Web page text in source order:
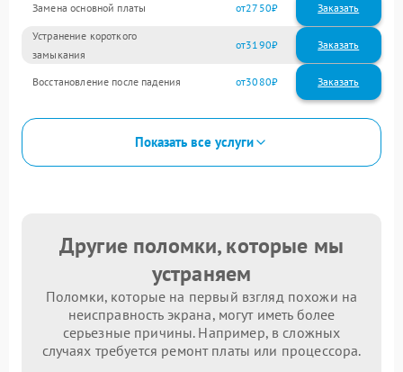
Замена основной платы 2750
Устранение короткого
замыкания
3190
Восстановление после падения 3080
Показать все услуги
Другие поломки, которые мы
устраняем
Поломки, которые на первый взгляд похожи на
неисправность экрана, могут иметь более
серьезные причины. Например, в сложных
случаях требуется ремонт платы или процессора.